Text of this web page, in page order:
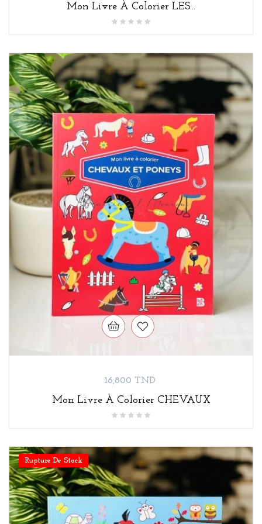
Mon Livre À Colorier LES...
Prix
16,800 TND
Mon Livre À Colorier CHEVAUX
Rupture De Stock